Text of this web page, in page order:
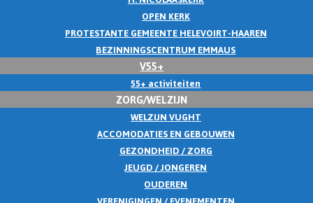
OPEN KERK
PROTESTANTE GEMEENTE HELEVOIRT-HAAREN
BEZINNINGSCENTRUM EMMAUS
V55+
55+ activiteiten
ZORG/WELZIJN
WELZIJN VUGHT
ACCOMODATIES EN GEBOUWEN
GEZONDHEID / ZORG
JEUGD / JONGEREN
OUDEREN